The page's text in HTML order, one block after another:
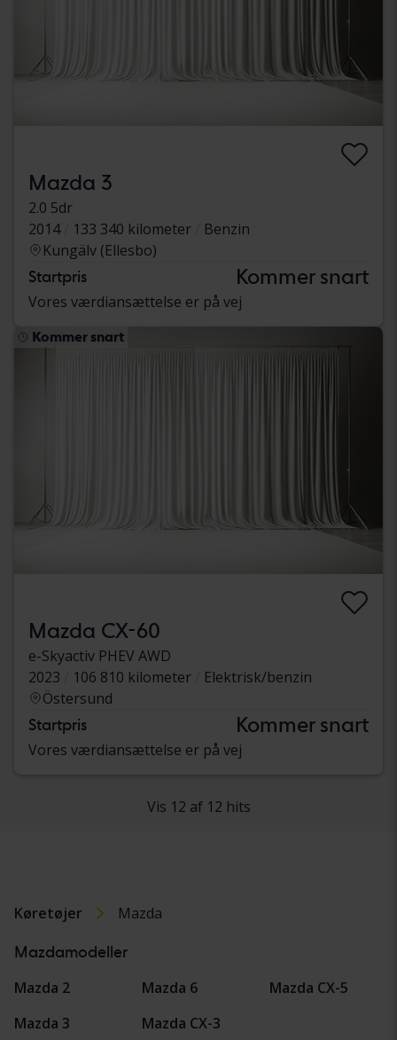
Mazda 3
2.0 5dr
2014
133 340 kilometer
Benzin
Kungälv (Ellesbo)
Startpris Kommer snart
Vores værdiansættelse er på vej
Kommer snart
Mazda CX-60
e-Skyactiv PHEV AWD
2023
106 810 kilometer
Elektrisk/benzin
Östersund
Startpris Kommer snart
Vores værdiansættelse er på vej
Vis 12 af 12 hits
Køretøjer Mazda
Mazdamodeller
Mazda 2
Mazda 3
Mazda 6
Mazda CX-3
Mazda CX-5